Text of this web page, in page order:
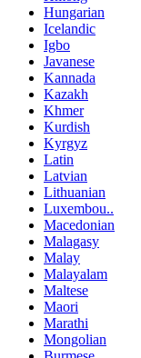
Hungarian
Icelandic
Igbo
Javanese
Kannada
Kazakh
Khmer
Kurdish
Kyrgyz
Latin
Latvian
Lithuanian
Luxembou..
Macedonian
Malagasy
Malay
Malayalam
Maltese
Maori
Marathi
Mongolian